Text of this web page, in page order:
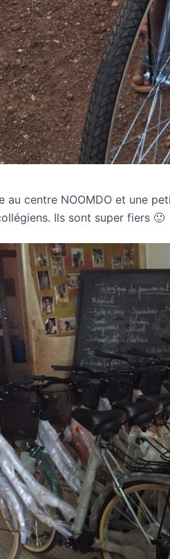
au centre NOOMDO et une
Ils sont super fiers 🙂